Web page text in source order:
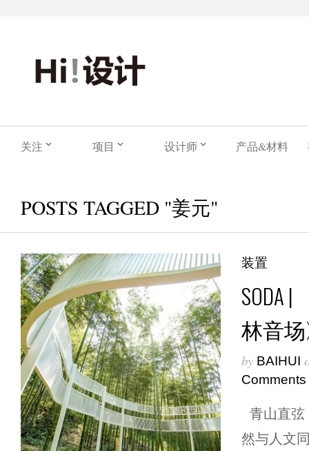
关注 项目 设计师 产品&材料
POSTS TAGGED "姜元"
装置
SODA
林音
by BAIHUI
Comments
青山直弦
然与人文